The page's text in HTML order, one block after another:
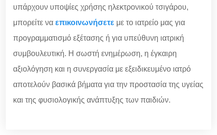
υπάρχουν υποψίες χρήσης ηλεκτρονικού τσιγάρου,
μπορείτε να επικοινωνήσετε με το ιατρείο μας για
προγραμματισμό εξέτασης ή για υπεύθυνη ιατρική
συμβουλευτική. Η σωστή ενημέρωση, η έγκαιρη
αξιολόγηση και η συνεργασία με εξειδικευμένο ιατρό
αποτελούν βασικά βήματα για την προστασία της υγείας
και της φυσιολογικής ανάπτυξης των παιδιών.